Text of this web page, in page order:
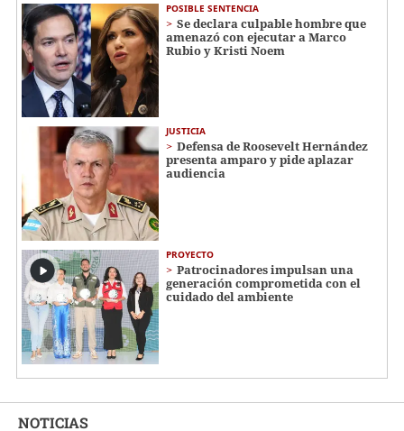
POSIBLE SENTENCIA
Se declara culpable hombre que
amenazó con ejecutar a Marco
Rubio y Kristi Noem
JUSTICIA
Defensa de Roosevelt Hernández
presenta amparo y pide aplazar
audiencia
PROYECTO
Patrocinadores impulsan una
generación comprometida con el
cuidado del ambiente
NOTICIAS